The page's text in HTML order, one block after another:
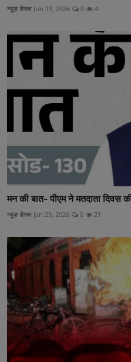
न्यूज़ डेस्क Jun 19, 2026 0 4
मन की बात- पीएम ने मतदाता दिवस
न्यूज़ डेस्क Jan 25, 2026 0 21